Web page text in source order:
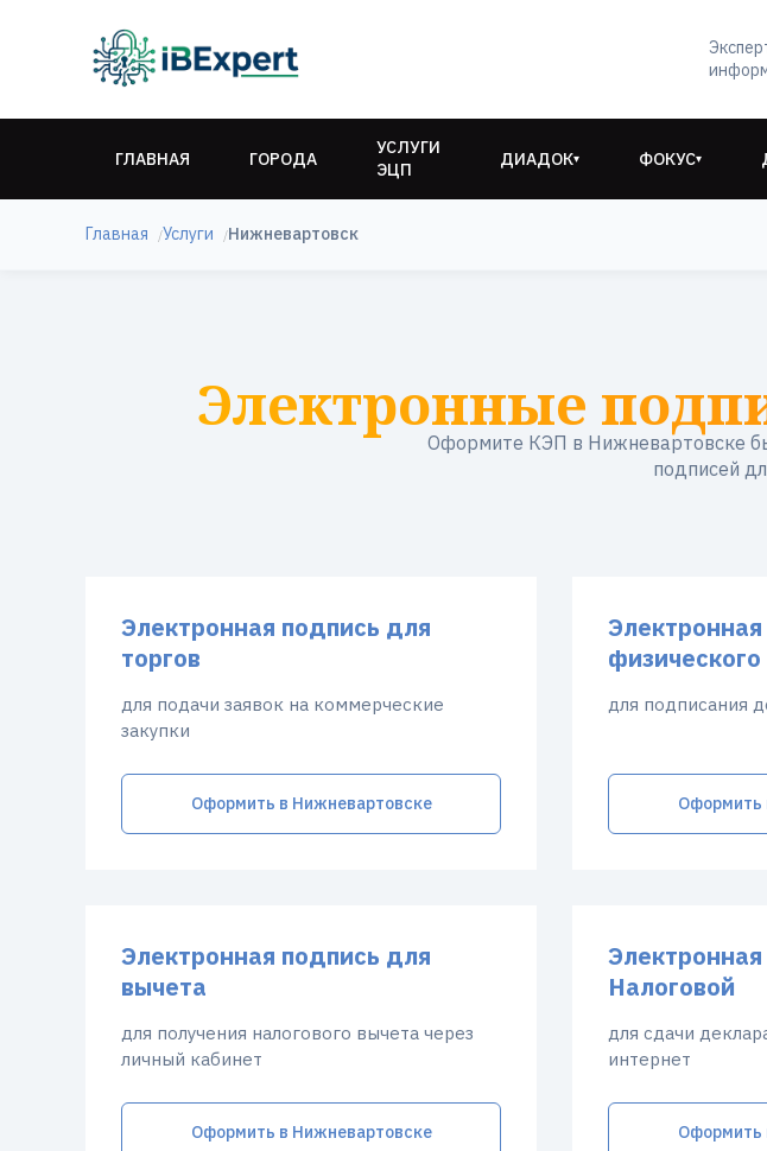
ГЛАВНАЯ ГОРОДА
УСЛУГИ
ЭЦП
ДИАДОК▾ ФОКУС▾
Главная Услуги Нижневартовск
Электронные
Оформите КЭП в Нижневартовске
подписей
Электронная подпись для
торгов
для подачи заявок на коммерческие
закупки
Оформить в Нижневартовске
для подписания
Оформить
Электронная подпись для
вычета
для получения налогового вычета через
личный кабинет
Оформить в Нижневартовске
Налоговой
для сдачи
интернет
Оформить